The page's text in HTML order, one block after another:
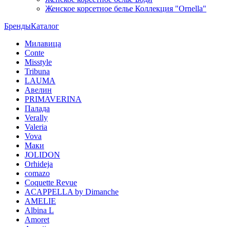
Женское корсетное белье Коллекция "Ornella"
БрендыКаталог
Милавица
Conte
Misstyle
Tribuna
LAUMA
Авелин
PRIMAVERINA
Палада
Verally
Valeria
Vova
Маки
JOLIDON
Orhideja
comazo
Coquette Revue
ACAPPELLA by Dimanche
AMELIE
Albina L
Amoret